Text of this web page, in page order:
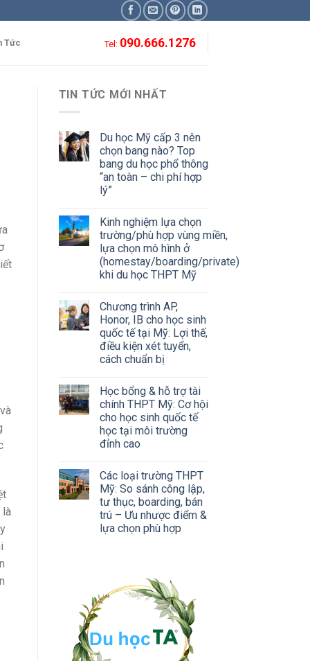
Tức Tel: 090.666.1276
là
TIN TỨC MỚI NHẤT
Du học Mỹ cấp 3 nên
chọn bang nào? Top
bang du học phổ thông
“an toàn – chi phí hợp
lý”
Kinh nghiệm lựa chọn
trường/phù hợp vùng miền,
lựa chọn mô hình ở
(homestay/boarding/private)
khi du học THPT Mỹ
Chương trình AP,
Honor, IB cho học sinh
quốc tế tại Mỹ: Lợi thế,
điều kiện xét tuyển,
cách chuẩn bị
Học bổng & hỗ trợ tài
chính THPT Mỹ: Cơ hội
cho học sinh quốc tế
học tại môi trường
đỉnh cao
Các loại trường THPT
Mỹ: So sánh công lập,
tư thục, boarding, bán
trú – Ưu nhược điểm &
lựa chọn phù hợp